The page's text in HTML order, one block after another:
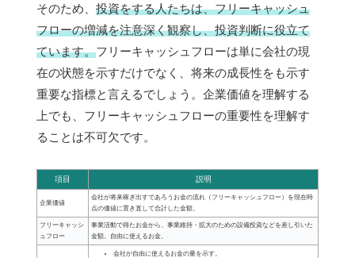
そのため、 投資をする人たちは、フリーキャッシュ
フローの増減を注意深く観察し、投資判断に役立て
ています。フリーキャッシュフローは単に会社の現
在の状態を示すだけでなく、将来の成長性をも示す
重要な指標と言えるでしょう。企業価値を理解する
上でも、フリーキャッシュフローの重要性を理解す
ることは不可欠です。
項目 説明
企業価値
会社が将来稼ぎ出すであろうお金の流れ（フリーキャッシュフロー）を現在時
点の価値に置き直して合計した金額。
フリーキャッシ
ュフロー
事業活動で得たお金から、事業維持・拡大のための設備投資などを差し引いた
金額。自由に使えるお金。
会社が自由に使えるお金の量を示す。